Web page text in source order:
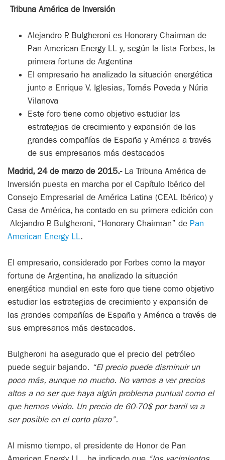
Tribuna América de Inversión
Alejandro P. Bulgheroni es Honorary Chairman de
Pan American Energy LL y, según la lista Forbes, la
primera fortuna de Argentina
El empresario ha analizado la situación energética
junto a Enrique V. Iglesias, Tomás Poveda y Núria
Vilanova
Este foro tiene como objetivo estudiar las
estrategias de crecimiento y expansión de las
grandes compañías de España y América a través
de sus empresarios más destacados
Madrid, 24 de marzo de 2015.-La Tribuna América de
Inversión puesta en marcha por el Capítulo Ibérico del
Consejo Empresarial de América Latina (CEAL Ibérico) y
Casa de América, ha contado en su primera edición con
Alejandro P. Bulgheroni, “Honorary Chairman” de Pan
American Energy LL.
El empresario, considerado por Forbes como la mayor
fortuna de Argentina, ha analizado la situación
energética mundial en este foro que tiene como objetivo
estudiar las estrategias de crecimiento y expansión de
las grandes compañías de España y América a través de
sus empresarios más destacados.
Bulgheroni ha asegurado que el precio del petróleo
puede seguir bajando. “El precio puede disminuir un
poco más, aunque no mucho. No vamos a ver precios
altos a no ser que haya algún problema puntual como el
que hemos vivido. Un precio de 60-70$ por barril va a
ser posible en el corto plazo”.
Al mismo tiempo, el presidente de Honor de Pan